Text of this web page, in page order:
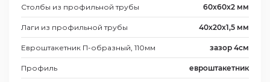
Столбы из профильной трубы 60х60х2 мм
Лаги из профильной трубы 40х20х1,5 мм
Евроштакетник П-образный, 110мм зазор 4см
Профиль евроштакетник